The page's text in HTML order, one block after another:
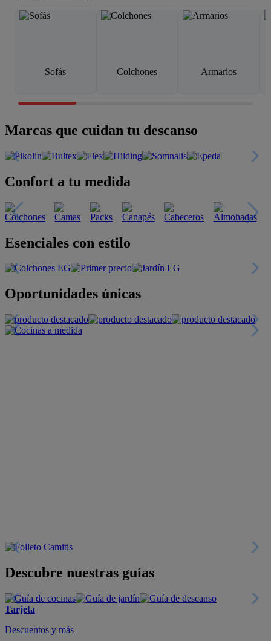
Sofás Colchones Armarios
Marcas que cuidan tu descanso
Confort a tu medida
Esenciales con estilo
Oportunidades únicas
Descubre nuestras guías
Tarjeta
Descuentos y más